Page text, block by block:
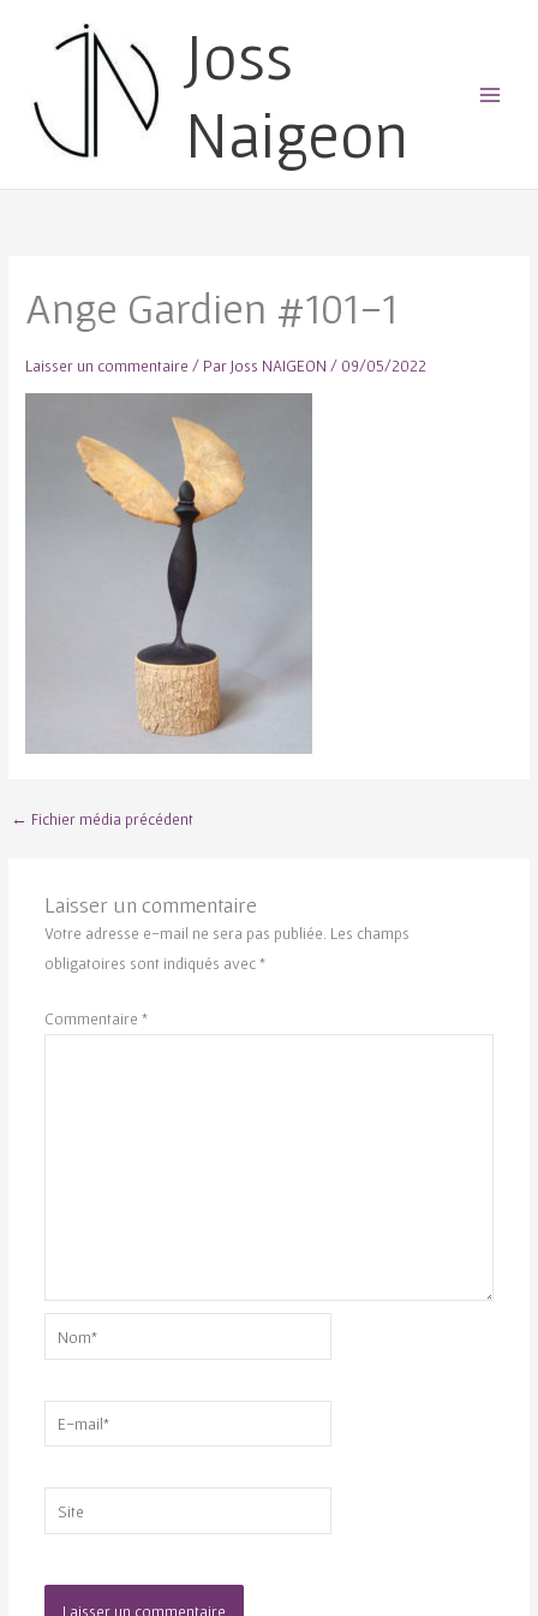
Joss
Naigeon
Ange Gardien #101-1
Laisser un commentaire / Par Joss NAIGEON / 09/05/2022
← Fichier média précédent
Laisser un commentaire
Votre adresse e-mail ne sera pas publiée. Les champs
obligatoires sont indiqués avec*
Commentaire *
mail*